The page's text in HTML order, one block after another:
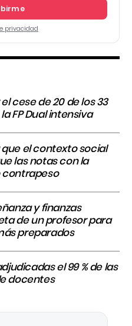
privacidad
cese de 20 de los 33
FP Dual intensiva
que el contexto social
las notas con la
y finanzas
de un profesor para
preparados
el 99 % de las
docentes